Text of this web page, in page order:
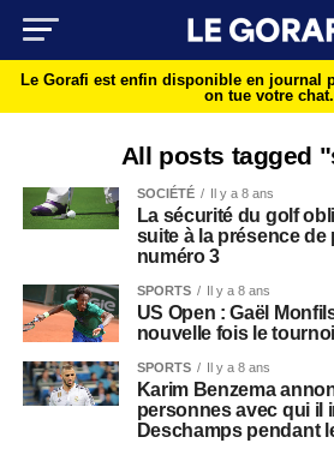
Le Gorafi est enfin disponible en journal
on tue votre chat.
All posts tagged
SOCIÉTÉ Il y a 8 ans
La sécurité du golf
suite à la présence
numéro 3
SPORTS Il y a 8 ans
US Open : Gaël
nouvelle fois le
SPORTS Il y a 8 ans
Karim Benzema
personnes avec qui il
Deschamps pendant